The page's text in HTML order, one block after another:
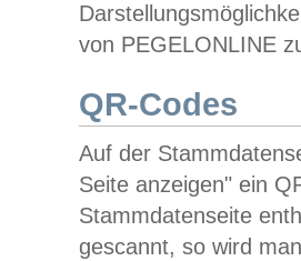
von PEGELONLINE
QR-Codes
Auf der
Seite anzeigen" ein
Stammdatenseite
gescannt, so wird